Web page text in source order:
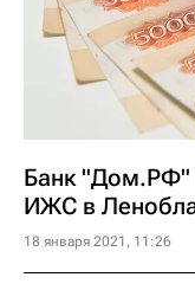
Банк "Дом.РФ"
ИЖС в
18 января 2021, 11:26